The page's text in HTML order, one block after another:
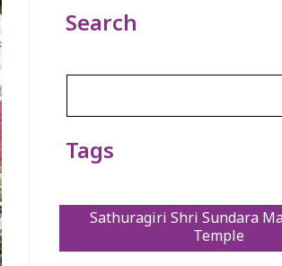
Search
Tags
Sathuragiri Shri Sundara
Temple